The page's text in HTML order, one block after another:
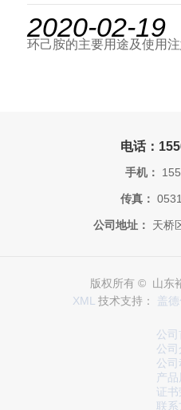
2020-02-19
环己胺的主要用途及使用
电话：
手机：
传真：
公司地址： 天桥
版权所有 © 山东
XML
技术支持： 盖
公司
公司
公司
产品
证书
联系